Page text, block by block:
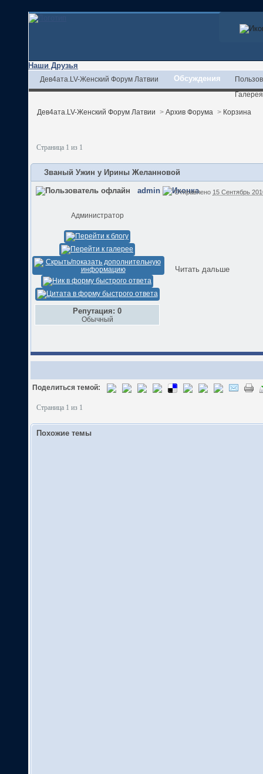
Наши Друзья
Дев4ата.LV-Женский Форум Латвии Обсуждения
Галерея
Дев4ата.LV-Женский Форум Латвии > Архив Форума > Корзина
Страница 1 из 1
Званый Ужин у Ирины Желанновой
admin
Администратор
Репутация: 0
Обычный
Отправлено 15 Сентябрь
Читать дальше
Поделиться темой:
Страница 1 из 1
Похожие темы